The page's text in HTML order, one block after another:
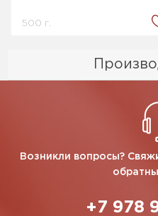
500 г.
Возникли вопросы?
+7 978